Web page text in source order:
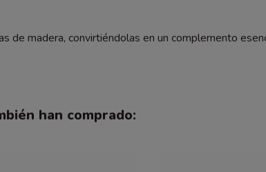
de madera, convirtiéndolas en un complemento
han comprado: